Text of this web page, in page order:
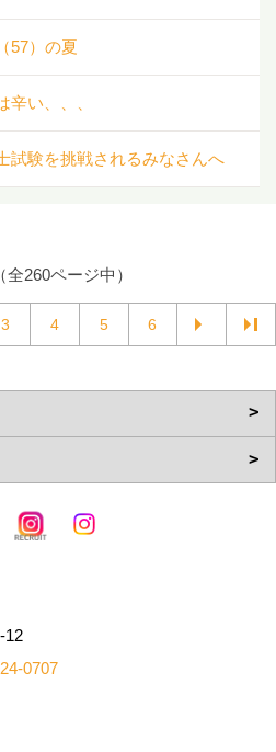
57）の夏
辛い、、、
試験を挑戦されるみなさんへ
全260ページ中）
3 4 5 6
12
0707